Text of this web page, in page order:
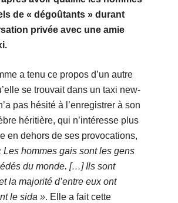
de « dégoûtants » durant
privée avec une amie
a tenu ce propos d’un autre
se trouvait dans un taxi new-
pas hésité à l’enregistrer à son
héritière, qui n’intéresse plus
en dehors de ses provocations,
Les hommes gais sont les gens
du monde. […] Ils sont
la majorité d’entre eux ont
le sida ». Elle a fait cette